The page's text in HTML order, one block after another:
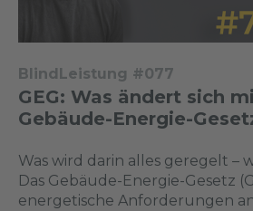
BlindLeistung #077
GEG: Was ändert sich
Gebäude-Energie-
Was wird darin alles geregelt –
Das Gebäude-Energie-Gesetz
energetische Anforderungen